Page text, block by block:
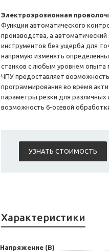
Электроэрозионная
Функции автоматического
производства, а
инструментов без ущерба для
напрямую изменять
станков с любым уровнем опыта
ЧПУ предоставляет
программирования во время
параметры резки для различных
возможность 6-осевой
УЗНАТЬ СТОИМОСТЬ
Характеристики
Напряжение (В)